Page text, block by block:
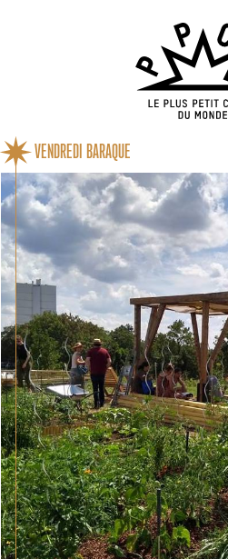
VENDREDI BARAQUE